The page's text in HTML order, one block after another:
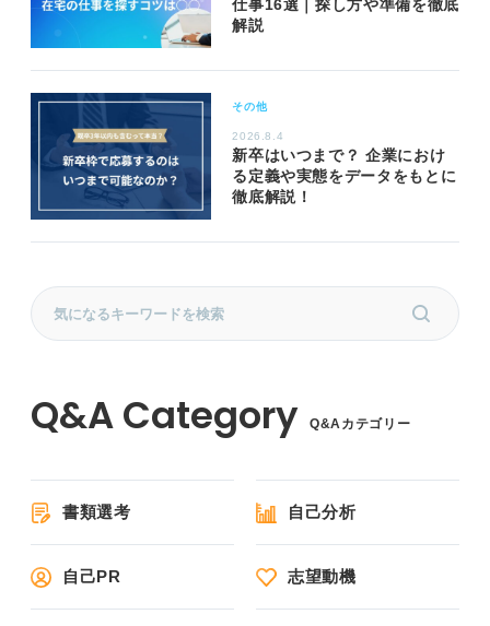
仕事16選｜探し方や準備を徹底
解説
その他
2026.8.4
新卒はいつまで？ 企業におけ
る定義や実態をデータをもとに
徹底解説！
Q&Aカテゴリー
書類選考 自己分析
自己PR 志望動機